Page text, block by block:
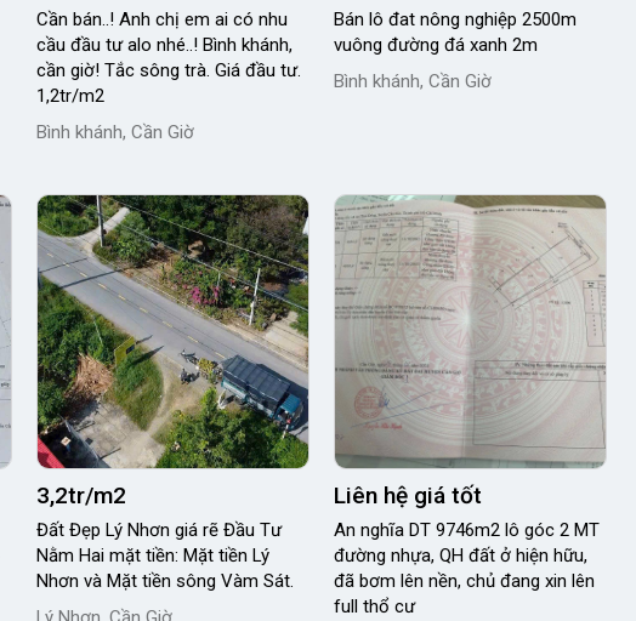
Cần bán..! Anh chị em ai có nhu
cầu đầu tư alo nhé..! Bình khánh,
cần giờ! Tắc sông trà. Giá đầu tư.
1,2tr/m2
Bình khánh, Cần Giờ
Bán lô đat nông nghiệp 2500m
vuông đường đá xanh 2m
Bình khánh, Cần Giờ
3,2tr/m2
Đất Đẹp Lý Nhơn giá rẽ Đầu Tư
Nằm Hai mặt tiền: Mặt tiền Lý
Nhơn và Mặt tiền sông Vàm Sát.
Liên hệ giá tốt
An nghĩa DT 9746m2 lô góc 2 MT
đường nhựa, QH đất ở hiện hữu,
đã bơm lên nền, chủ đang xin lên
full thổ cư